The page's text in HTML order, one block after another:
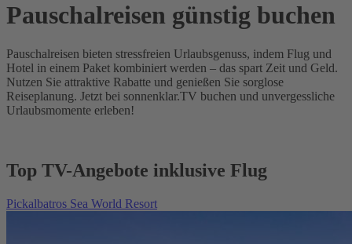
Pauschalreisen günstig buchen
Pauschalreisen bieten stressfreien Urlaubsgenuss, indem Flug und
Hotel in einem Paket kombiniert werden – das spart Zeit und Geld.
Nutzen Sie attraktive Rabatte und genießen Sie sorglose
Reiseplanung. Jetzt bei sonnenklar.TV buchen und unvergessliche
Urlaubsmomente erleben!
Top TV-Angebote inklusive Flug
Pickalbatros Sea World Resort